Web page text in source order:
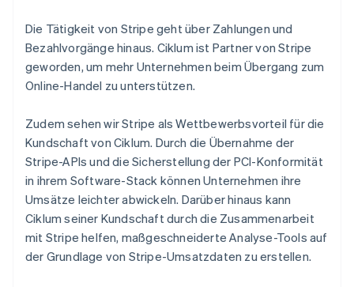
Die Tätigkeit von Stripe geht über Zahlungen und
Bezahlvorgänge hinaus. Ciklum ist Partner von Stripe
geworden, um mehr Unternehmen beim Übergang zum
Online-Handel zu unterstützen.
Zudem sehen wir Stripe als Wettbewerbsvorteil für die
Kundschaft von Ciklum. Durch die Übernahme der
Stripe-APIs und die Sicherstellung der PCI-Konformität
in ihrem Software-Stack können Unternehmen ihre
Umsätze leichter abwickeln. Darüber hinaus kann
Ciklum seiner Kundschaft durch die Zusammenarbeit
mit Stripe helfen, maßgeschneiderte Analyse-Tools auf
der Grundlage von Stripe-Umsatzdaten zu erstellen.